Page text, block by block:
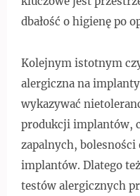
dbałość o higienę po
Kolejnym istotnym
alergiczna na
wykazywać
produkcji implantów,
zapalnych,
implantów. Dlatego
testów alergicznych